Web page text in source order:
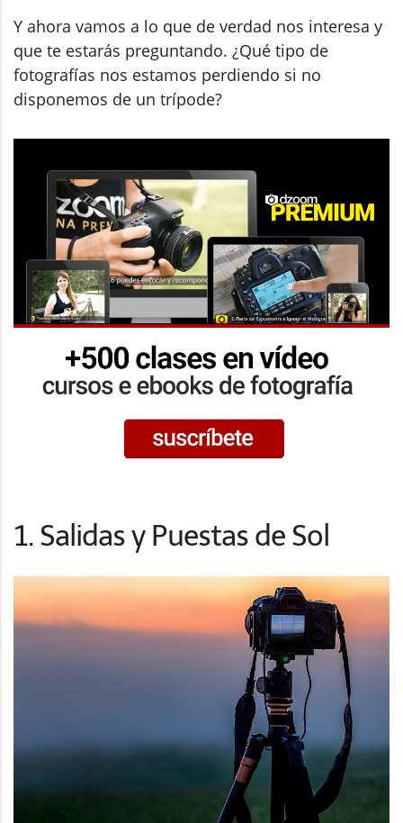
Y ahora vamos a lo que de verdad nos interesa y
que te estarás preguntando. ¿Qué tipo de
fotografías nos estamos perdiendo si no
disponemos de un trípode?
1. Salidas y Puestas de Sol